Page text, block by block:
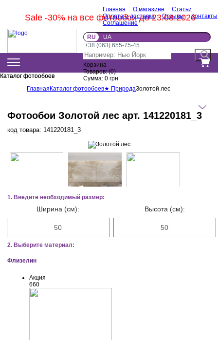
Sale -30% на все фотообои до 23.08.2026
Главная О магазине
Статьи
Оплата и доставка
Отзывы
Контакты
Соглашение
RU
UA
+38 (063) 655-75-45
Корзина
Товаров:(0)
Сумма: 0 грн
Каталог фотообоев
Каталог фотообоев
Главная Каталог фотообоев★ ПриродаЗолотой лес
Фотообои Золотой лес арт. 141220181_3
код товара: 141220181_3
1. Введите необходимый размер:
Ширина (см): Высота (см):
2. Выберите материал:
Флизелин
Акция
660